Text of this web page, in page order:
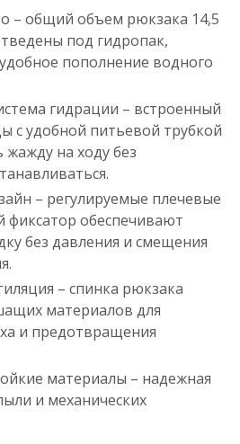
– общий объем рюкзака 14,5
под гидропак,
пополнение водного
гидрации – встроенный
с удобной питьевой трубкой
жажду на ходу без
– регулируемые плечевые
фиксатор обеспечивают
без давления и смещения
– спинка рюкзака
материалов для
и предотвращения
материалы – надежная
и механических